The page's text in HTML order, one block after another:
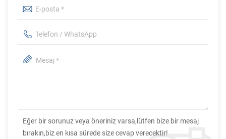
Eğer bir sorunuz veya öneriniz varsa,lütfen bize bir mesaj
bırakın,biz en kısa sürede size cevap verecektir!